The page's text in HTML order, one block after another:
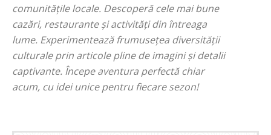
comunitățile locale. Descoperă cele mai bune
cazări, restaurante și activități din întreaga
lume. Experimentează frumusețea diversității
culturale prin articole pline de imagini și detalii
captivante. Începe aventura perfectă chiar
acum, cu idei unice pentru fiecare sezon!